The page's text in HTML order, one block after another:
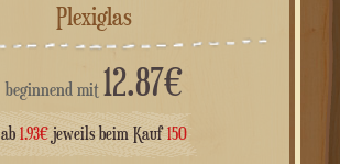
Plexiglas
beginnend mit 12.87€
ab 1.93€jeweils beim Kauf150